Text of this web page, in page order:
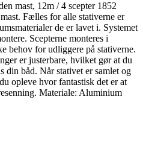
mast, 12m / 4 scepter 1852
Fælles for alle stativerne er
de er lavet i. Systemet
Scepterne monteres i
behov for udliggere på stativerne.
er justerbare, hvilket gør at du
din båd. Når stativet er samlet og
opleve hvor fantastisk det er at
Materiale: Aluminium